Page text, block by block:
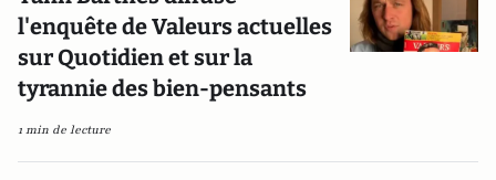
l'enquête de Valeurs actuelles
sur Quotidien et sur la
tyrannie des bien-pensants
1 min de lecture